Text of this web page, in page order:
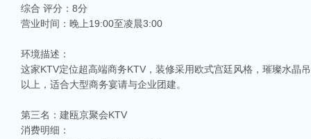
综合 评分：8分
营业时间：晚上19:00至凌晨3:00
环境描述：
这家KTV定位超高端商务KTV，装修采用欧式宫廷风格，璀璨水晶
以上，适合大型商务宴请与企业团建。
第三名：建瓯京聚会KTV
消费明细：